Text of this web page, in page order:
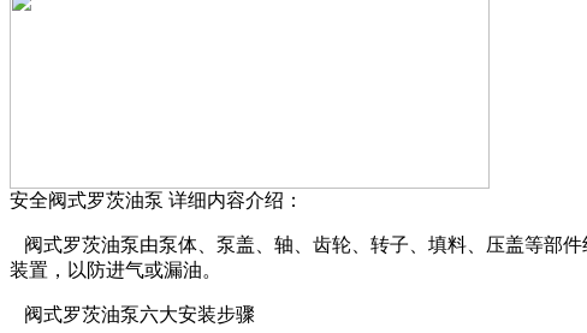
安全阀式罗茨油泵 详细内容介绍：
阀式罗茨油泵由泵体、泵盖、轴、齿轮、转子、填料、压盖等部
装置，以防进气或漏油。
阀式罗茨油泵六大安装步骤